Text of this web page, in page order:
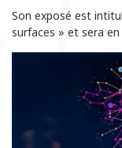
Son exposé est
surfaces » et sera en